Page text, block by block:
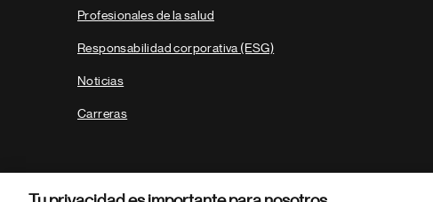
Profesionales de la salud
Responsabilidad corporativa (ESG)
Noticias
Carreras